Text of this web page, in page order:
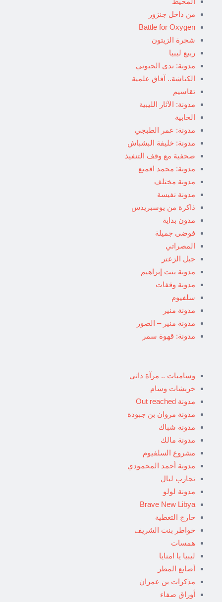
من داخل جنزور
Battle for Oxygen
شجرة الزيتون
ربيع ليبيا
مدونة: ندى الحبوني
الكناشة.. آفاق علمية
تقاسيم
مدونة: الآثار الليبية
الخابية
مدونة: عمر الطبجي
مدونة: خليفة البشباش
صحفية مع وقف التنفيذ
مدونة: محمد اقميع
مدونة مختلف
مدونة نفيسة
ذاكرة من يوسبريدس
مدون بداية
فوضى جميلة
المصراتي
جبل الزعتر
مدونة بنت إبراهيم
مدونة وقفات
سلفيوم
مدونة منير
مدونة منير – الصور
مدونة: قهوة سمر
وساميات .. مرآة ذاتي
خربشات وسام
مدونة Out reached
مدونة مروان بن جبودة
مدونة شباك
مدونة مالك
مشروع السلفيوم
مدونة أحمد المحمودي
تجارب ليال
مدونة لولو
Brave New Libya
خارج التغطية
خواطر بنت الشريف
همسات
ليبيا يا امنايا
أصابع المطر
مذكرات بن عمران
أوراق صفاء